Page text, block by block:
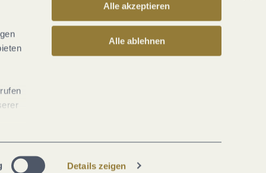
Details zeigen
Alle akzeptieren
Alle ablehnen
Barrierefreiheit
Vertrag widerrufen
Versicherungsvertrag widerrufen